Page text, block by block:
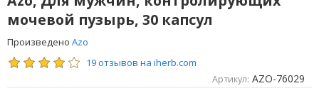
мочевой пузырь, 30 капсул
Произведено Azo
19 отзывов на iherb.com
Артикул: AZO-76029